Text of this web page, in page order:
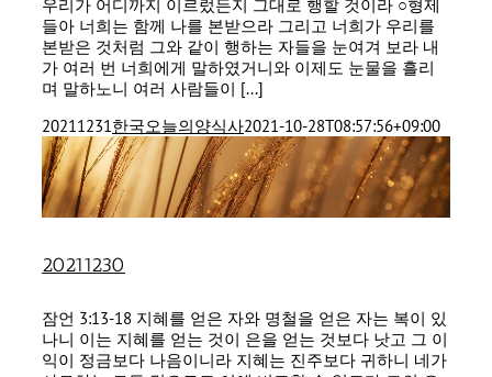
우리가 어디까지 이르렀든지 그대로 행할 것이라 ○형제
들아 너희는 함께 나를 본받으라 그리고 너희가 우리를
본받은 것처럼 그와 같이 행하는 자들을 눈여겨 보라 내
가 여러 번 너희에게 말하였거니와 이제도 눈물을 흘리
며 말하노니 여러 사람들이 [...]
20211231한국오늘의양식사2021-10-28T08:57:56+09:00
20211230
잠언 3:13-18 지혜를 얻은 자와 명철을 얻은 자는 복이 있
나니 이는 지혜를 얻는 것이 은을 얻는 것보다 낫고 그 이
익이 정금보다 나음이니라 지혜는 진주보다 귀하니 네가